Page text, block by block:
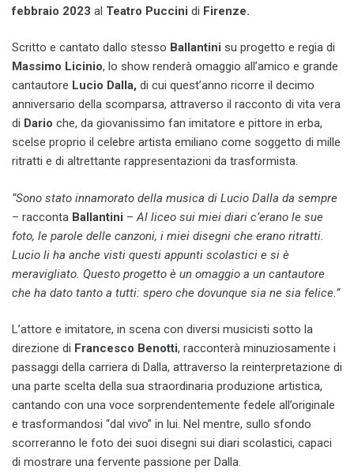
febbraio 2023 al Teatro Puccini di Firenze.
Scritto e cantato dallo stesso Ballantini su progetto e regia di
Massimo Licinio, lo show renderà omaggio all’amico e grande
cantautore Lucio Dalla, di cui quest’anno ricorre il decimo
anniversario della scomparsa, attraverso il racconto di vita vera
di Dario che, da giovanissimo fan imitatore e pittore in erba,
scelse proprio il celebre artista emiliano come soggetto di mille
ritratti e di altrettante rappresentazioni da trasformista.
“Sono stato innamorato della musica di Lucio Dalla da sempre
– racconta Ballantini –Al liceo sui miei diari c’erano le sue
foto, le parole delle canzoni, i miei disegni che erano ritratti.
Lucio li ha anche visti questi appunti scolastici e si è
meravigliato. Questo progetto è un omaggio a un cantautore
che ha dato tanto a tutti: spero che dovunque sia ne sia felice.”
L’attore e imitatore, in scena con diversi musicisti sotto la
direzione di Francesco Benotti, racconterà minuziosamente i
passaggi della carriera di Dalla, attraverso la reinterpretazione di
una parte scelta della sua straordinaria produzione artistica,
cantando con una voce sorprendentemente fedele all’originale
e trasformandosi “dal vivo” in lui. Nel mentre, sullo sfondo
scorreranno le foto dei suoi disegni sui diari scolastici, capaci
di mostrare una fervente passione per Dalla.